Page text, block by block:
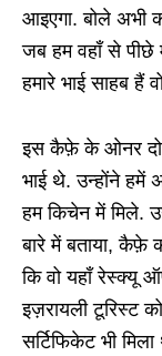
आइएगा. बोले अभी
जब हम वहाँ से
हमारे भाई साहब हैं
इस कैफ़े के ओनर दो
भाई थे. उन्होंने हमें
हम किचेन में मिले.
बारे में बताया, कैफ़े
कि वो यहाँ रेस्क्यू
इज़रायली टूरिस्ट
सर्टिफिकेट भी